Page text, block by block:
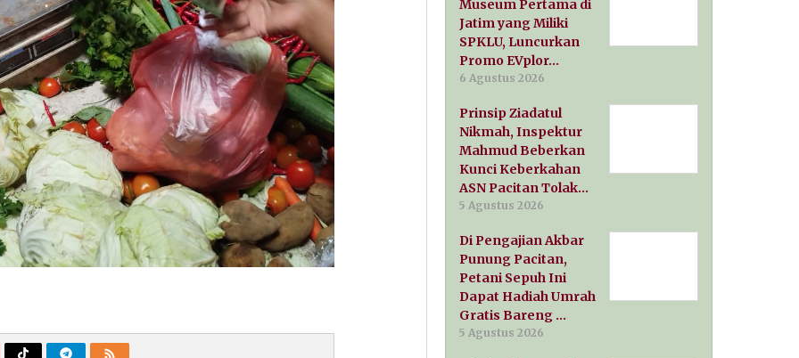
Museum Pertama di
Jatim yang Miliki
SPKLU, Luncurkan
Promo EVplor…
6 Agustus 2026
Prinsip Ziadatul
Nikmah, Inspektur
Mahmud Beberkan
Kunci Keberkahan
ASN Pacitan Tolak…
5 Agustus 2026
Di Pengajian Akbar
Punung Pacitan,
Petani Sepuh Ini
Dapat Hadiah Umrah
Gratis Bareng …
5 Agustus 2026